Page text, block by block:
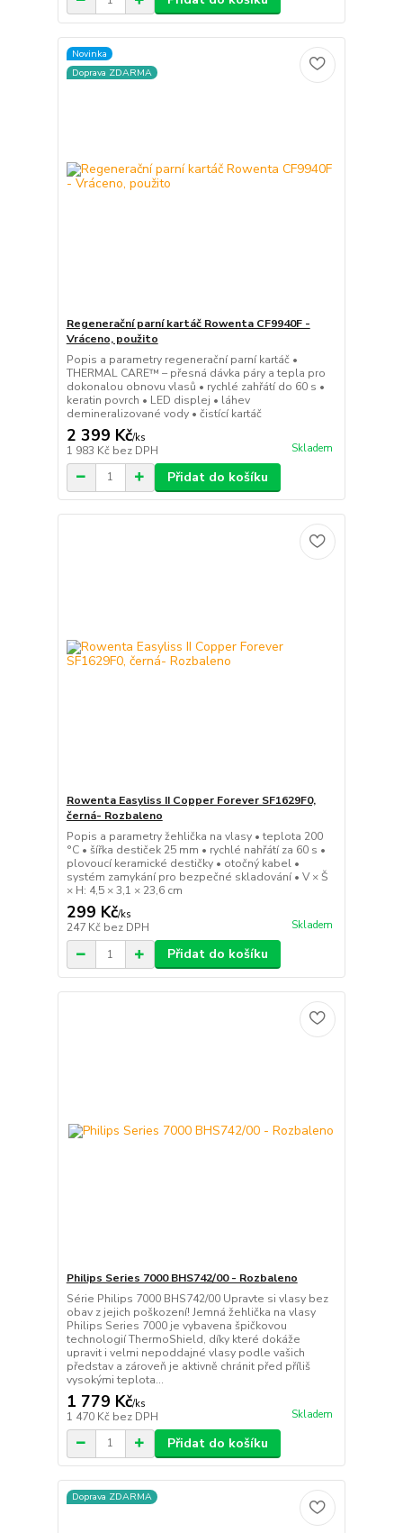
Novinka
Doprava ZDARMA
Regenerační parní kartáč Rowenta CF9940F -
Vráceno, použito
Popis a parametry regenerační parní kartáč •
THERMAL CARE™ – přesná dávka páry a tepla pro
dokonalou obnovu vlasů • rychlé zahřátí do 60 s •
keratin povrch • LED displej • láhev
demineralizované vody • čistící kartáč
2 399 Kč/ks
1 983 Kč bez DPH Skladem
Přidat do košíku
Rowenta Easyliss II Copper Forever SF1629F0,
černá- Rozbaleno
Popis a parametry žehlička na vlasy • teplota 200
°C • šířka destiček 25 mm • rychlé nahřátí za 60 s •
plovoucí keramické destičky • otočný kabel •
systém zamykání pro bezpečné skladování • V × Š
× H: 4,5 × 3,1 × 23,6 cm
299 Kč/ks
247 Kč bez DPH Skladem
Přidat do košíku
Philips Series 7000 BHS742/00 - Rozbaleno
Série Philips 7000 BHS742/00 Upravte si vlasy bez
obav z jejich poškození! Jemná žehlička na vlasy
Philips Series 7000 je vybavena špičkovou
technologií ThermoShield, díky které dokáže
upravit i velmi nepoddajné vlasy podle vašich
představ a zároveň je aktivně chránit před příliš
vysokými teplota...
1 779 Kč/ks
1 470 Kč bez DPH Skladem
Přidat do košíku
Doprava ZDARMA